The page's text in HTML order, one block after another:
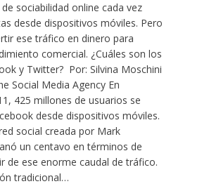
sociabilidad online cada vez
desde dispositivos móviles. Pero
ese tráfico en dinero para
comercial. ¿Cuáles son los
y Twitter? Por: Silvina Moschini
Social Media Agency En
425 millones de usuarios se
desde dispositivos móviles.
social creada por Mark
un centavo en términos de
de ese enorme caudal de tráfico.
tradicional…